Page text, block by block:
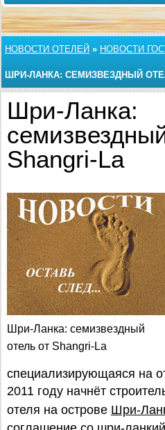
НОВОСТИ ОТЕЛЕЙ » НОВОСТИ
ШРИ-ЛАНКА: СЕМИЗВЕЗДНЫЙ
Шри-Ланка:
Shangri-La
Шри-Ланка: семизвездный
отель от Shangri-La
специализирующаяся на
2011 году начнёт
отеля на острове Шри-